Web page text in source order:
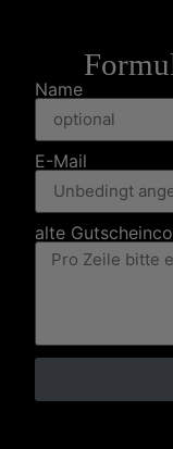
Name
E-Mail
alte